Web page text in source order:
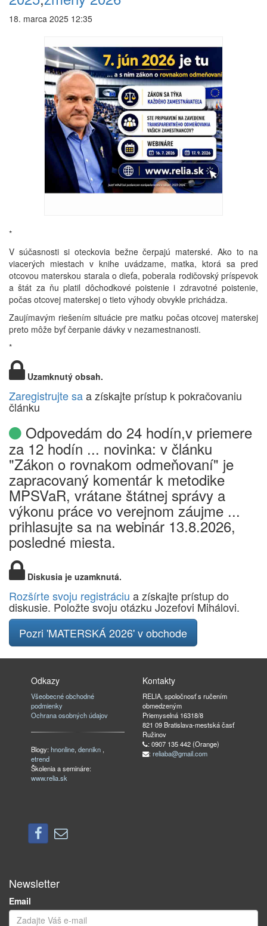
18. marca 2025 12:35
*
V súčasnosti si oteckovia bežne čerpajú materské. Ako to na
viacerých miestach v knihe uvádzame, matka, ktorá sa pred
otcovou materskou starala o dieťa, poberala rodičovský príspevok
a štát za ňu platil dôchodkové poistenie i zdravotné poistenie,
počas otcovej materskej o tieto výhody obvykle prichádza.
Zaujímavým riešením situácie pre matku počas otcovej materskej
preto môže byť čerpanie dávky v nezamestnanosti.
*
Uzamknutý obsah.
Zaregistrujte saa získajte prístup k pokračovaniu
článku
Odpovedám do 24 hodín,v priemere
za 12 hodín ... novinka: v článku
"Zákon o rovnakom odmeňovaní" je
zapracovaný komentár k metodike
MPSVaR, vrátane štátnej správy a
výkonu práce vo verejnom záujme ...
prihlasujte sa na webinár 13.8.2026,
posledné miesta.
Diskusia je uzamknutá.
Rozšírte svoju registráciu a získajte prístup do
diskusie. Položte svoju otázku Jozefovi Mihálovi.
Pozri 'MATERSKÁ 2026' v obchode
Odkazy
Všeobecné obchodné
podmienky
Ochrana osobných údajov
Blogy:hnonline,dennikn ,
etrend
Školenia a semináre:
www.relia.sk
Kontakty
RELIA, spoločnosť s ručením
obmedzeným
Priemyselná 16318/8
821 09 Bratislava-mestská časť
Ružinov
: 0907 135 442 (Orange)
: reliaba@gmail.com
Newsletter
Email